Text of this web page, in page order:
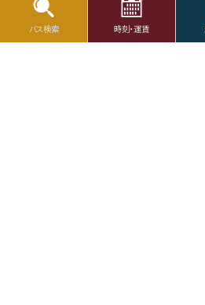
バス検索 時刻・運賃